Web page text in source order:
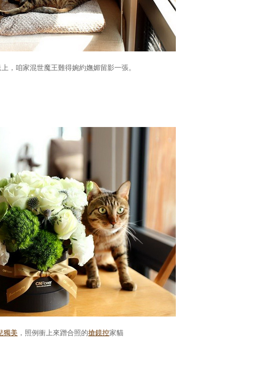
，咱家混世魔王難得婉約嫵媚留影一張。
獨美 ，照例衝上來蹭合照的搶鏡控家貓